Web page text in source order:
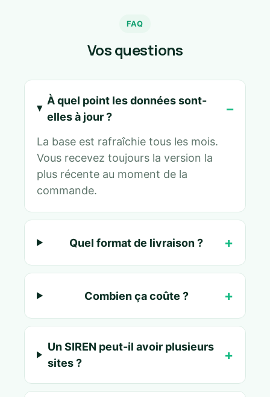
FAQ
Vos questions
À quel point les données sont-
elles à jour ?
La base est rafraîchie tous les mois.
Vous recevez toujours la version la
plus récente au moment de la
commande.
Quel format de livraison ?
Combien ça coûte ?
Un SIREN peut-il avoir plusieurs
sites ?